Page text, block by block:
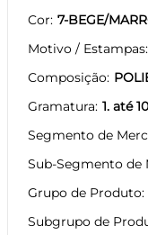
Cor 7-BEGE/
Motivo / Estampas
Composição
Gramatura 1. até
Segmento de
Sub-Segmento de
Grupo de Produto
Subgrupo de